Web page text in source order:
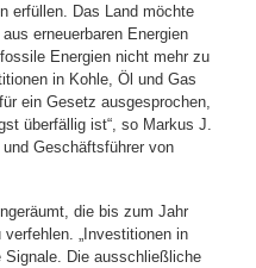
erfüllen. Das Land möchte
erneuerbaren Energien
Energien nicht mehr zu
in Kohle, Öl und Gas
ein Gesetz ausgesprochen,
überfällig ist“, so Markus J.
Geschäftsführer von
die bis zum Jahr
„Investitionen in
Die ausschließliche